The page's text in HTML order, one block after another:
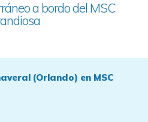
a bordo del MSC
(Orlando) en MSC